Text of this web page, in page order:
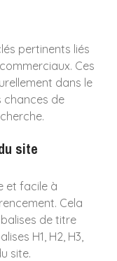
la mise en page
des livrets d’accueil
Masters pour l’IPGP
visuelle au service
graphique des
l’image de votre
2025
pertinents liés
Ces
dans le
chances de
site
et facile à
Cela
de titre
H1, H2, H3,
site.